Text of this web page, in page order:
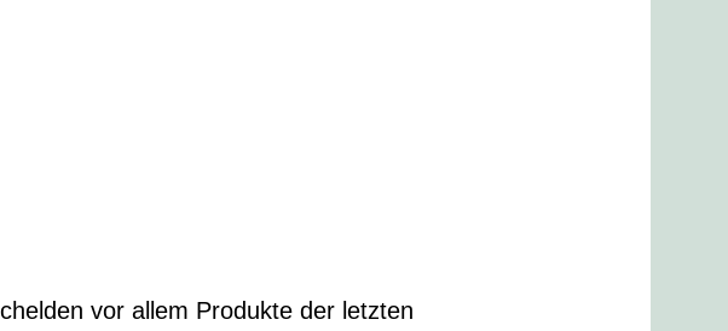
vor allem Produkte der letzten